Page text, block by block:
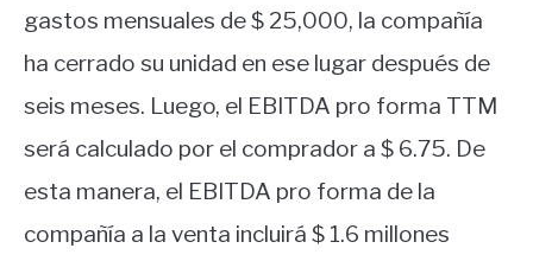
gastos mensuales de $ 25,000, la compañía
ha cerrado su unidad en ese lugar después de
seis meses. Luego, el EBITDA pro forma TTM
será calculado por el comprador a $ 6.75. De
esta manera, el EBITDA pro forma de la
compañía a la venta incluirá $ 1.6 millones